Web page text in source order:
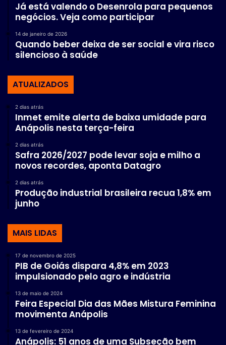
Já está valendo o Desenrola para pequenos
negócios. Veja como participar
14 de janeiro de 2026
Quando beber deixa de ser social e vira risco
silencioso à saúde
ATUALIZADOS
2 dias atrás
Inmet emite alerta de baixa umidade para
Anápolis nesta terça-feira
2 dias atrás
Safra 2026/2027 pode levar soja e milho a
novos recordes, aponta Datagro
2 dias atrás
Produção industrial brasileira recua 1,8% em
junho
MAIS LIDAS
17 de novembro de 2025
PIB de Goiás dispara 4,8% em 2023
impulsionado pelo agro e indústria
13 de maio de 2024
Feira Especial Dia das Mães Mistura Feminina
movimenta Anápolis
13 de fevereiro de 2024
Anápolis: 51 anos de uma Subseção bem